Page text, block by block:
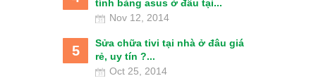
tính bảng asus ở đâu tại...
Nov 12, 2014
5
Sửa chữa tivi tại nhà ở đâu giá
rẻ, uy tín ?...
Oct 25, 2014